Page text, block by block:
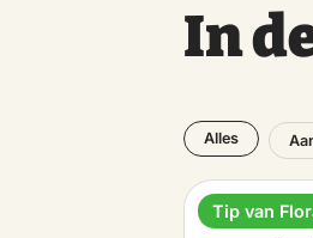
In
Alles
Diner
Tip van